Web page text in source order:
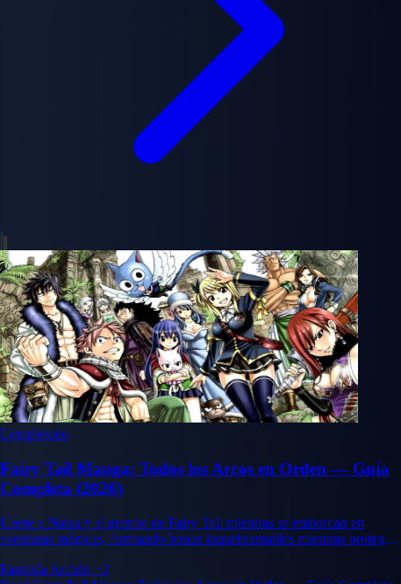
Completado
Fairy Tail Manga: Todos los Arcos en Orden — Guía
Completa (2026)
Únete a Natsu y al gremio de Fairy Tail mientras se embarcan en
aventuras mágicas, formando bonos inquebrantables mientras protegen
Fantasía Acción +2